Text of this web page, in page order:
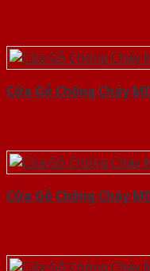
Cửa Gỗ Chống Cháy
Cửa Gỗ Chống Cháy